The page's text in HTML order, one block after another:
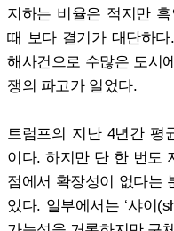
지하는 비율은 적지만
때 보다 결기가 대단하
해사건으로 수많은 도시
쟁의 파고가 일었다.
트럼프의 지난 4년간 평
이다. 하지만 단 한 번도
점에서 확장성이 없다는
있다. 일부에서는 ‘샤이